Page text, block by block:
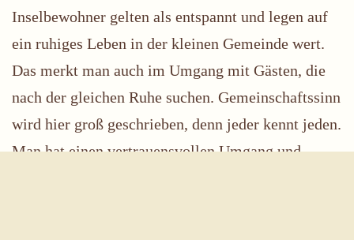
Inselbewohner gelten als entspannt und legen auf
ein ruhiges Leben in der kleinen Gemeinde wert.
Das merkt man auch im Umgang mit Gästen, die
nach der gleichen Ruhe suchen. Gemeinschaftssinn
wird hier groß geschrieben, denn jeder kennt jeden.
Man hat einen vertrauensvollen Umgang und